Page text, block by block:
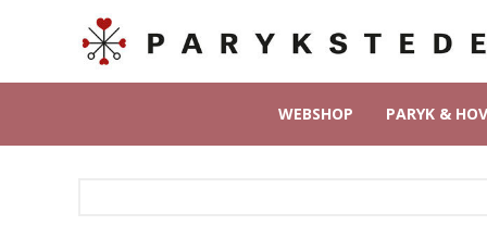
WEBSHOP PARYK &